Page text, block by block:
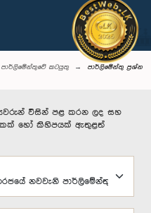
පාර්ලිමේන්තුවේ කටයුතු පාර්ලි‌මේන්තු‌ ප්‍රශ්න
විසින් පළ කරන ලද සහ
එකක් හෝ කිහිපයක් ඇතුළත්